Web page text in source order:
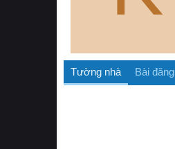
Tường nhà Bài đăng